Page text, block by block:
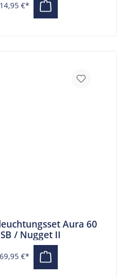
14,95 €*
Aura 60
/ Nugget II
69,95 €*